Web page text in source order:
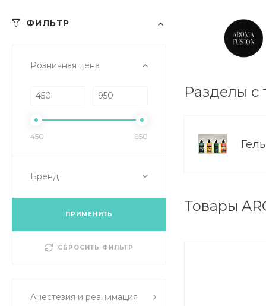
ФИЛЬТР
Розничная цена
450 950
Бренд
ПРИМЕНИТЬ
СБРОСИТЬ ФИЛЬТР
Анестезия и реанимация
Разделы с
Товары